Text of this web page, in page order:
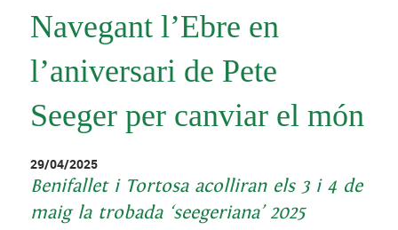
Navegant l’Ebre en
l’aniversari de Pete
Seeger per canviar el món
29/04/2025
Benifallet i Tortosa acolliran els 3 i 4 de
maig la trobada ‘seegeriana’ 2025